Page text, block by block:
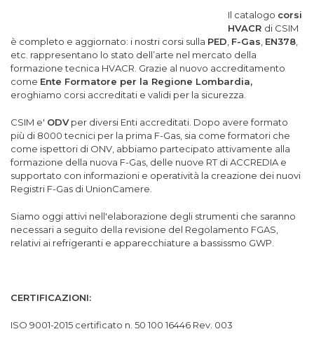
Il catalogo corsi
HVACR di CSIM
è completo e aggiornato: i nostri corsi sulla PED F-Gas EN378
etc. rappresentano lo stato dell’arte nel mercato della
formazione tecnica HVACR. Grazie al nuovo accreditamento
come Ente Formatore per la Regione Lombardia,
eroghiamo corsi accreditati e validi per la sicurezza.
CSIM e' ODVper diversi Enti accreditati. Dopo avere formato
più di 8000 tecnici per la prima F-Gas, sia come formatori che
come ispettori di ONV, abbiamo partecipato attivamente alla
formazione della nuova F-Gas, delle nuove RT di ACCREDIA e
supportato con informazioni e operatività la creazione dei nuovi
Registri F-Gas di UnionCamere.
Siamo oggi attivi nell'elaborazione degli strumenti che saranno
necessari a seguito della revisione del Regolamento FGAS,
relativi ai refrigeranti e apparecchiature a bassissmo GWP.
CERTIFICAZIONI:
ISO 9001-2015 certificato n. 50 100 16446 Rev. 003